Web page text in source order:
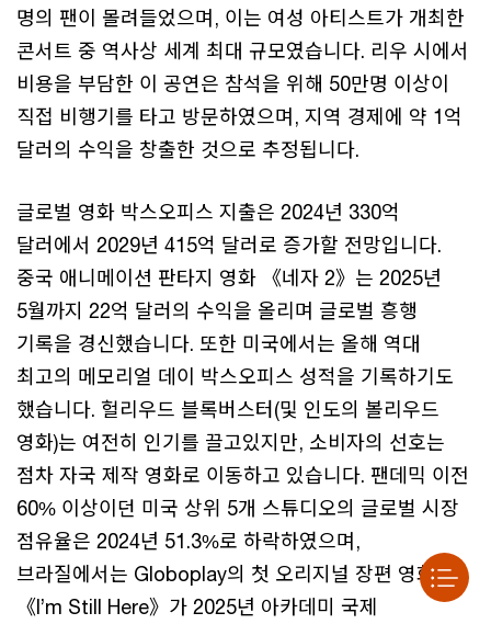
명의 팬이 몰려들었으며, 이는 여성 아티스트가 개최한
콘서트 중 역사상 세계 최대 규모였습니다. 리우 시에서
비용을 부담한 이 공연은 참석을 위해 50만명 이상이
직접 비행기를 타고 방문하였으며, 지역 경제에 약 1억
달러의 수익을 창출한 것으로 추정됩니다.
글로벌 영화 박스오피스 지출은 2024년 330억
달러에서 2029년 415억 달러로 증가할 전망입니다.
중국 애니메이션 판타지 영화 《네자 2》는 2025년
5월까지 22억 달러의 수익을 올리며 글로벌 흥행
기록을 경신했습니다. 또한 미국에서는 올해 역대
최고의 메모리얼 데이 박스오피스 성적을 기록하기도
했습니다. 헐리우드 블록버스터(및 인도의 볼리우드
영화)는 여전히 인기를 끌고있지만, 소비자의 선호는
점차 자국 제작 영화로 이동하고 있습니다. 팬데믹 이전
60% 이상이던 미국 상위 5개 스튜디오의 글로벌 시장
점유율은 2024년 51.3%로 하락하였으며,
브라질에서는 Globoplay의 첫 오리지널 장편 영화
《I’m Still Here》가 2025년 아카데미 국제